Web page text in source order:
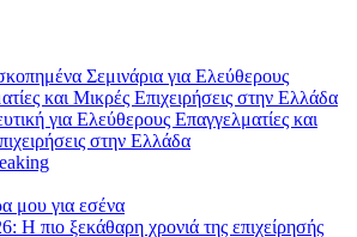
Σεμινάρια για Ελεύθερους
και Μικρές Επιχειρήσεις στην Ελλάδα
για Ελεύθερους Επαγγελματίες και
στην Ελλάδα
μου για εσένα
Η πιο ξεκάθαρη χρονιά της επιχείρησής